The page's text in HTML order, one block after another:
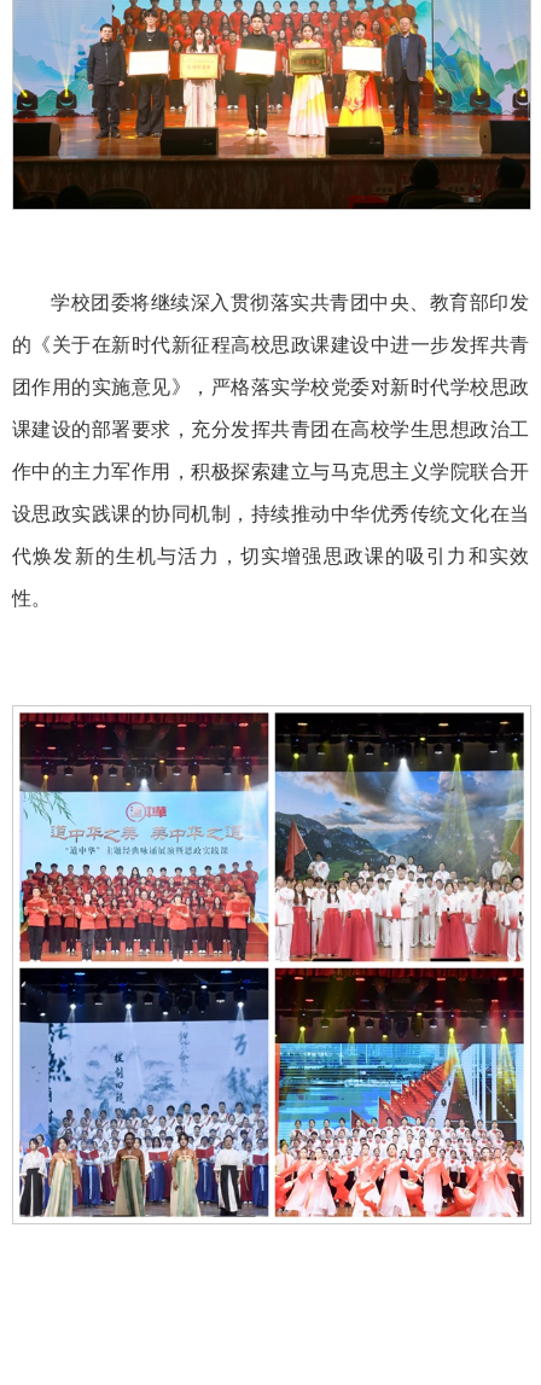
学校团委将继续深入贯彻落实共青团中央、教育部印发
的《关于在新时代新征程高校思政课建设中进一步发挥共青
团作用的实施意见》，严格落实学校党委对新时代学校思政
课建设的部署要求，充分发挥共青团在高校学生思想政治工
作中的主力军作用，积极探索建立与马克思主义学院联合开
设思政实践课的协同机制，持续推动中华优秀传统文化在当
代焕发新的生机与活力，切实增强思政课的吸引力和实效
性。